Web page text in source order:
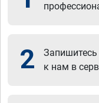
2
к нам в